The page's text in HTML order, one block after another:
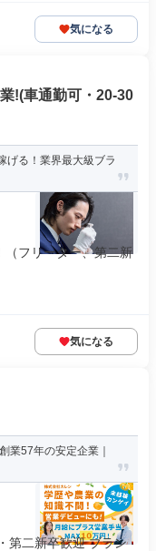
気になる
!(車通勤可・20-30
げる！業界最大級ブラ
（フリーター、第二新
気になる
業57年の安定企業｜
第二新卒歓迎 ブラン